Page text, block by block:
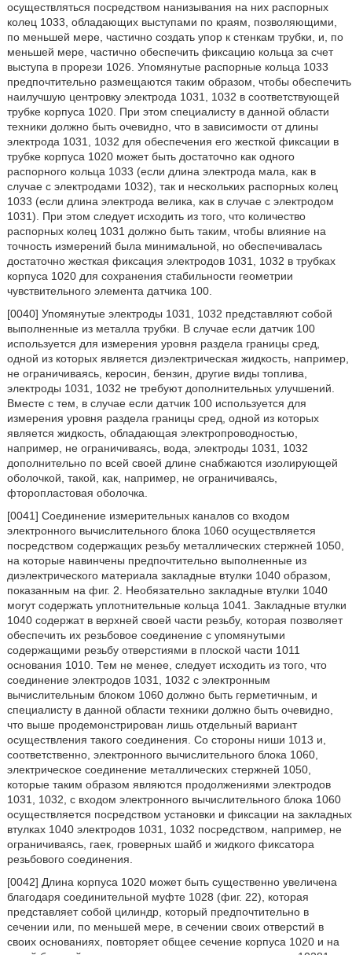
осуществляться посредством нанизывания на них распорных
колец 1033, обладающих выступами по краям, позволяющими,
по меньшей мере, частично создать упор к стенкам трубки, и, по
меньшей мере, частично обеспечить фиксацию кольца за счет
выступа в прорези 1026. Упомянутые распорные кольца 1033
предпочтительно размещаются таким образом, чтобы обеспечить
наилучшую центровку электрода 1031, 1032 в соответствующей
трубке корпуса 1020. При этом специалисту в данной области
техники должно быть очевидно, что в зависимости от длины
электрода 1031, 1032 для обеспечения его жесткой фиксации в
трубке корпуса 1020 может быть достаточно как одного
распорного кольца 1033 (если длина электрода мала, как в
случае с электродами 1032), так и нескольких распорных колец
1033 (если длина электрода велика, как в случае с электродом
1031). При этом следует исходить из того, что количество
распорных колец 1031 должно быть таким, чтобы влияние на
точность измерений была минимальной, но обеспечивалась
достаточно жесткая фиксация электродов 1031, 1032 в трубках
корпуса 1020 для сохранения стабильности геометрии
чувствительного элемента датчика 100.
[0040] Упомянутые электроды 1031, 1032 представляют собой
выполненные из металла трубки. В случае если датчик 100
используется для измерения уровня раздела границы сред,
одной из которых является диэлектрическая жидкость, например,
не ограничиваясь, керосин, бензин, другие виды топлива,
электроды 1031, 1032 не требуют дополнительных улучшений.
Вместе с тем, в случае если датчик 100 используется для
измерения уровня раздела границы сред, одной из которых
является жидкость, обладающая электропроводностью,
например, не ограничиваясь, вода, электроды 1031, 1032
дополнительно по всей своей длине снабжаются изолирующей
оболочкой, такой, как, например, не ограничиваясь,
фторопластовая оболочка.
[0041] Соединение измерительных каналов со входом
электронного вычислительного блока 1060 осуществляется
посредством содержащих резьбу металлических стержней 1050,
на которые навинчены предпочтительно выполненные из
диэлектрического материала закладные втулки 1040 образом,
показанным на фиг. 2. Необязательно закладные втулки 1040
могут содержать уплотнительные кольца 1041. Закладные втулки
1040 содержат в верхней своей части резьбу, которая позволяет
обеспечить их резьбовое соединение с упомянутыми
содержащими резьбу отверстиями в плоской части 1011
основания 1010. Тем не менее, следует исходить из того, что
соединение электродов 1031, 1032 с электронным
вычислительным блоком 1060 должно быть герметичным, и
специалисту в данной области техники должно быть очевидно,
что выше продемонстрирован лишь отдельный вариант
осуществления такого соединения. Со стороны ниши 1013 и,
соответственно, электронного вычислительного блока 1060,
электрическое соединение металлических стержней 1050,
которые таким образом являются продолжениями электродов
1031, 1032, с входом электронного вычислительного блока 1060
осуществляется посредством установки и фиксации на закладных
втулках 1040 электродов 1031, 1032 посредством, например, не
ограничиваясь, гаек, гроверных шайб и жидкого фиксатора
резьбового соединения.
[0042] Длина корпуса 1020 может быть существенно увеличена
благодаря соединительной муфте 1028 (фиг. 22), которая
представляет собой цилиндр, который предпочтительно в
сечении или, по меньшей мере, в сечении своих отверстий в
своих основаниях, повторяет общее сечение корпуса 1020 и на